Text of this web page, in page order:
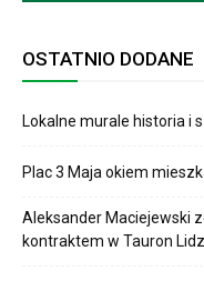
OSTATNIO DODANE
Lokalne murale historia i
Plac 3 Maja okiem
Aleksander Maciejewski
kontraktem w Tauron